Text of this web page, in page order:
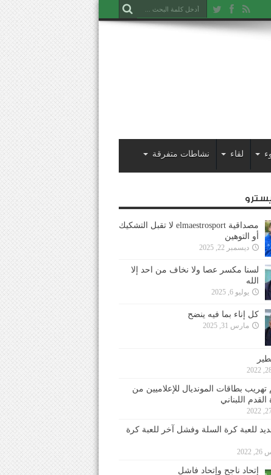
لقاء نشاطات متفرقة
مصداقية elmaestrosport لا تقبل التشكيك
أو التوهين
ديسمبر 22, 2025
لسنا مكسر عصا ولا نخاف من احد إلا
الله
يوليو 6, 2025
كل إناء بما فيه ينضح
مارس 31, 2025
بطاقات المونديال للإعلاميين من
القدم اللبناني
للعبة كرة السلة وفشل آخر للعبة كرة
إتحاد ناجح وإتحاد فاشل